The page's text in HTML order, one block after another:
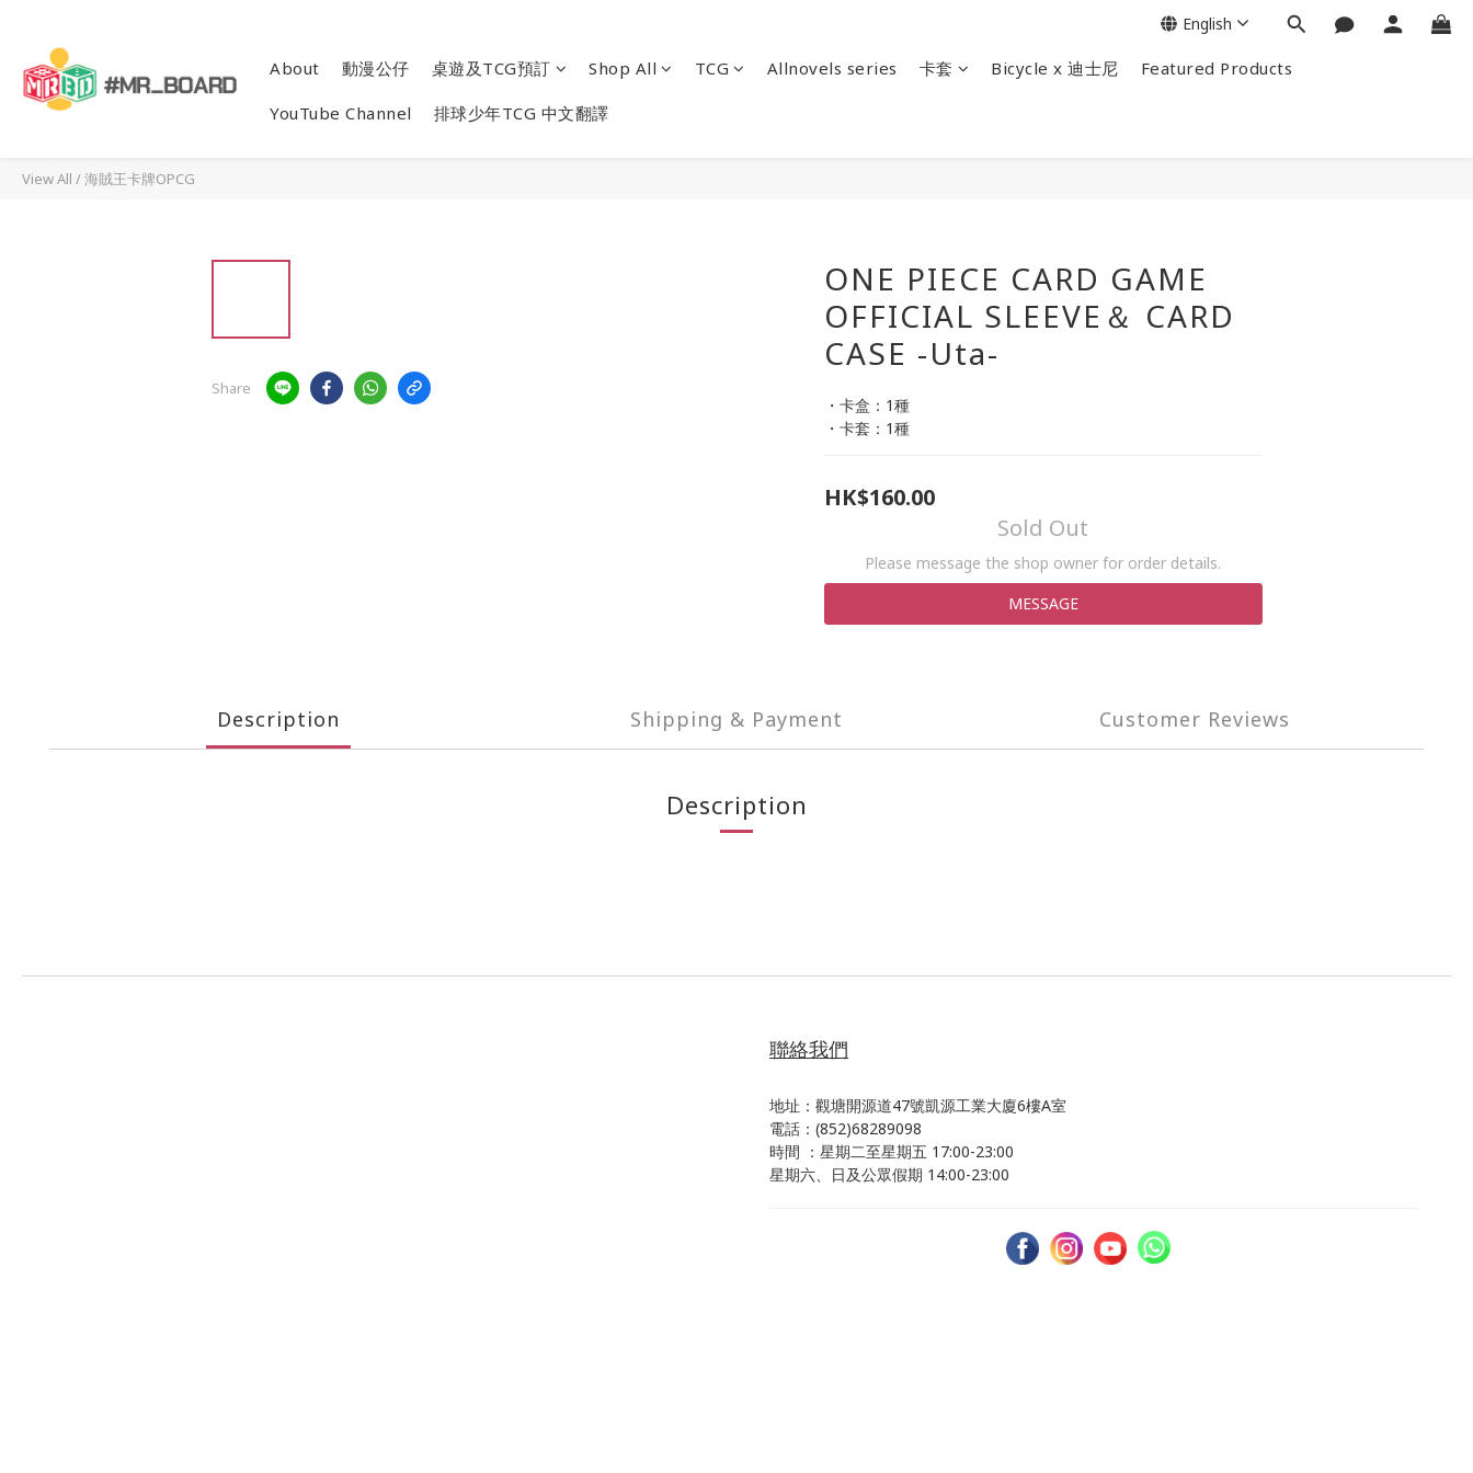
About 動漫公仔 桌遊及TCG預訂 Shop All TCG Allnovels series 卡套 Bicycle x 迪士尼 Featured Products
YouTube Channel 排球少年TCG 中文翻譯
English
View All /海賊王卡牌OPCG
Share
ONE PIECE CARD GAME
OFFICIAL SLEEVE＆ CARD
CASE -Uta-
・卡盒：1種
・卡套：1種
HK$160.00
Sold Out
Please message the shop owner for order details.
MESSAGE
Description Shipping & Payment Customer Reviews
Description
聯絡我們
地址：觀塘開源道47號凱源工業大廈6樓A室
電話：(852)68289098
時間 ：星期二至星期五 17:00-23:00
星期六、日及公眾假期 14:00-23:00